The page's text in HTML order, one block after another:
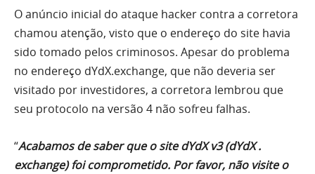
O anúncio inicial do ataque hacker contra a corretora
chamou atenção, visto que o endereço do site havia
sido tomado pelos criminosos. Apesar do problema
no endereço dYdX.exchange, que não deveria ser
visitado por investidores, a corretora lembrou que
seu protocolo na versão 4 não sofreu falhas.
“Acabamos de saber que o site dYdX v3 (dYdX .
exchange) foi comprometido. Por favor, não visite o